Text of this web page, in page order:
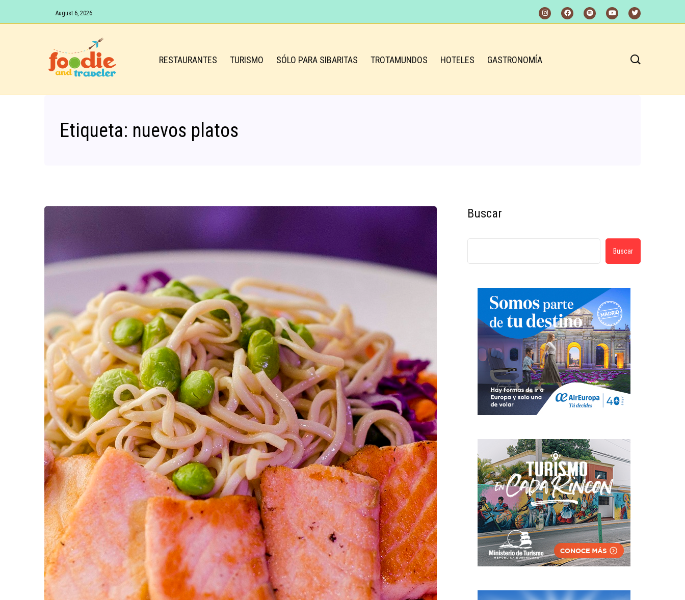
August 6, 2026
RESTAURANTES TURISMO SÓLO PARA SIBARITAS TROTAMUNDOS HOTELES GASTRONOMÍA
Etiqueta: nuevos platos
Buscar
Buscar